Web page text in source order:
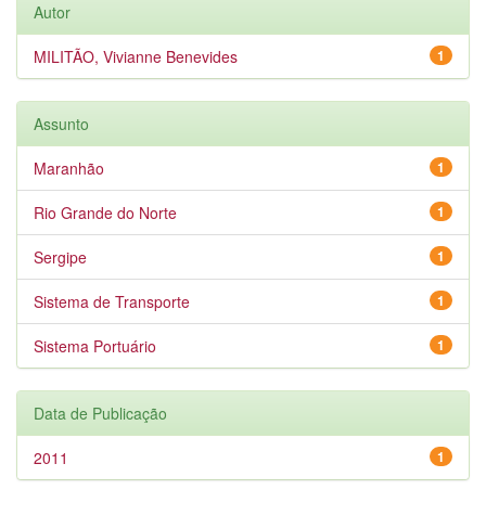
Autor
1
MILITÃO, Vivianne Benevides
Assunto
1
Maranhão
1
Rio Grande do Norte
1
Sergipe
1
Sistema de Transporte
1
Sistema Portuário
Data de Publicação
1
2011